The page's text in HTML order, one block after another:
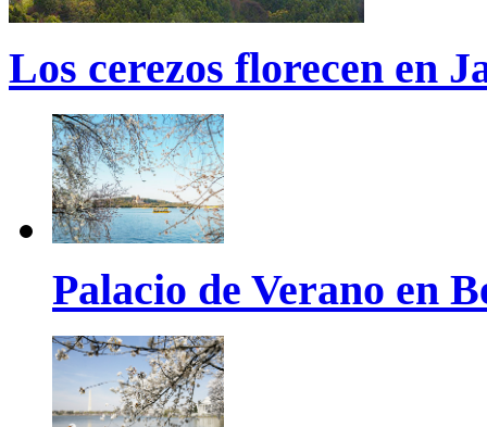
Los cerezos florecen en
Palacio de Verano en